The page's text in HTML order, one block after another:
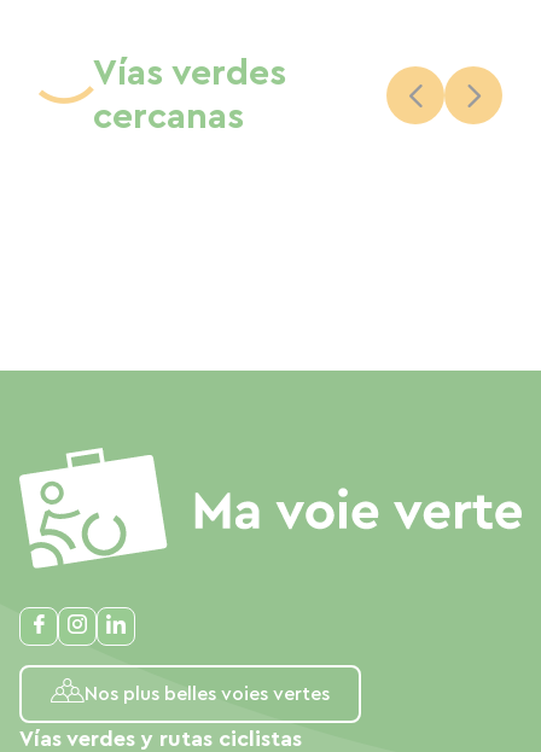
Vías verdes
cercanas
Nos plus belles voies vertes
Vías verdes y rutas ciclistas